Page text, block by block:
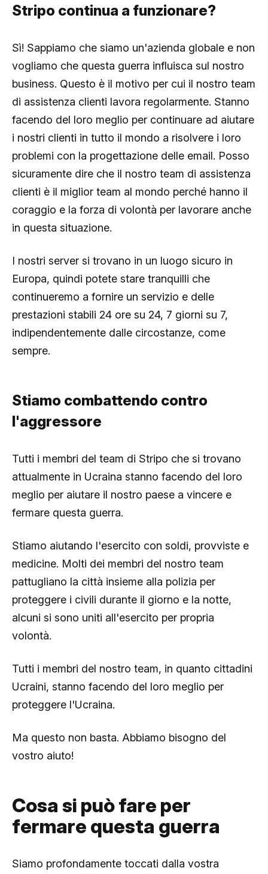
Stripo continua a funzionare?
Sì! Sappiamo che siamo un'azienda globale e non
vogliamo che questa guerra influisca sul nostro
business. Questo è il motivo per cui il nostro team
di assistenza clienti lavora regolarmente. Stanno
facendo del loro meglio per continuare ad aiutare
i nostri clienti in tutto il mondo a risolvere i loro
problemi con la progettazione delle email. Posso
sicuramente dire che il nostro team di assistenza
clienti è il miglior team al mondo perché hanno il
coraggio e la forza di volontà per lavorare anche
in questa situazione.
I nostri server si trovano in un luogo sicuro in
Europa, quindi potete stare tranquilli che
continueremo a fornire un servizio e delle
prestazioni stabili 24 ore su 24, 7 giorni su 7,
indipendentemente dalle circostanze, come
sempre.
Stiamo combattendo contro
l'aggressore
Tutti i membri del team di Stripo che si trovano
attualmente in Ucraina stanno facendo del loro
meglio per aiutare il nostro paese a vincere e
fermare questa guerra.
Stiamo aiutando l'esercito con soldi, provviste e
medicine. Molti dei membri del nostro team
pattugliano la città insieme alla polizia per
proteggere i civili durante il giorno e la notte,
alcuni si sono uniti all'esercito per propria
volontà.
Tutti i membri del nostro team, in quanto cittadini
Ucraini, stanno facendo del loro meglio per
proteggere l'Ucraina.
Ma questo non basta. Abbiamo bisogno del
vostro aiuto!
Cosa si può fare per
fermare questa guerra
Siamo profondamente toccati dalla vostra